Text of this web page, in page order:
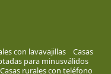
con lavavajillas
Casas
para minusválidos
Casas rurales con teléfono